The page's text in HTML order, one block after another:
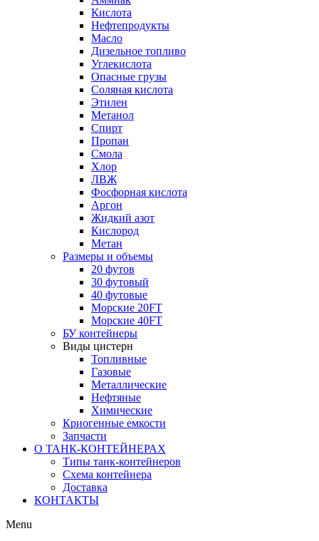
Кислота
Нефтепродукты
Масло
Дизельное топливо
Углекислота
Опасные грузы
Соляная кислота
Этилен
Метанол
Спирт
Пропан
Смола
Хлор
ЛВЖ
Фосфорная кислота
Аргон
Жидкий азот
Кислород
Метан
Размеры и объемы
20 футов
30 футовый
40 футовые
Морские 20FT
Морские 40FT
БУ контейнеры
Виды цистерн
Топливные
Газовые
Металлические
Нефтяные
Химические
Криогенные емкости
Запчасти
О ТАНК-КОНТЕЙНЕРАХ
Типы танк-контейнеров
Схема контейнера
Доставка
КОНТАКТЫ
Menu